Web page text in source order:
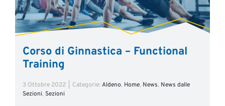
Corso di Ginnastica – Functional
Training
3 Ottobre 2022 Categorie: Aldeno, Home, News, News dalle
Sezioni, Sezioni